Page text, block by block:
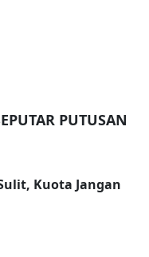
PUTUSAN
Kuota Jangan